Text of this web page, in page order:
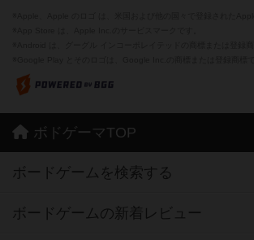
ボドゲーマTOP
ボードゲームを検索する
ボードゲームの新着レビュー